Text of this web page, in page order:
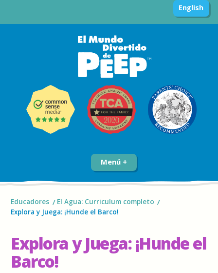
English
Menú
Educadores
El Agua: Curriculum completo
Explora y Juega: ¡Hunde el Barco!
Explora y Juega: ¡Hunde el
Barco!